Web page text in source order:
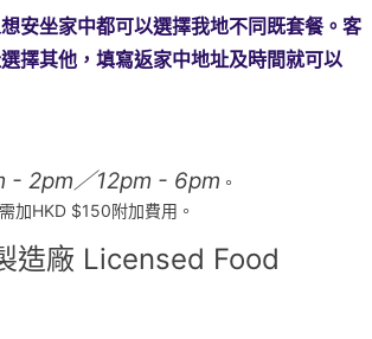
安坐家中都可以選擇我地不同既套餐。 客
擇其他，填寫返家中地址及時間就可以
- 2pm／12pm - 6pm 。
加HKD $150附加費用。
造廠 Licensed Food